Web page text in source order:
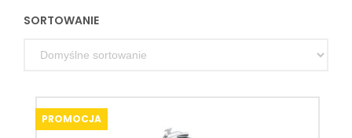
SORTOWANIE
PROMOCJA